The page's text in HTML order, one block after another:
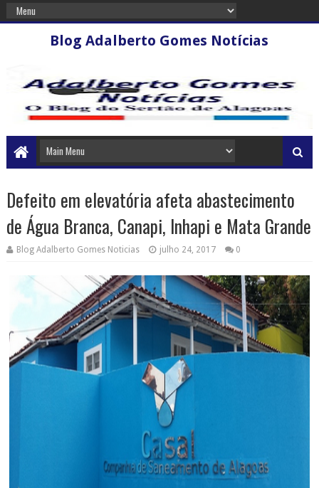
Blog Adalberto Gomes Notícias
Defeito em elevatória afeta abastecimento
de Água Branca, Canapi, Inhapi e Mata Grande
Blog Adalberto Gomes Noticias julho 24, 2017 0